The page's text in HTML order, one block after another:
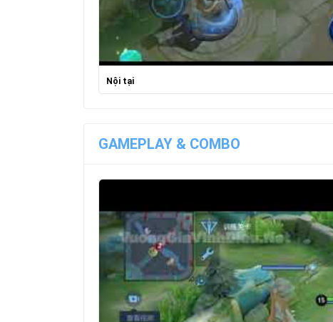
Nội tại
GAMEPLAY & COMBO